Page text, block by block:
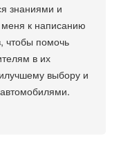
знаниями и
к написанию
чтобы помочь
в их
выбору и